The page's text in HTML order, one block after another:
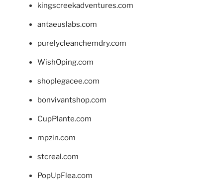
kingscreekadventures.com
antaeuslabs.com
purelycleanchemdry.com
WishOping.com
shoplegacee.com
bonvivantshop.com
CupPlante.com
mpzin.com
stcreal.com
PopUpFlea.com